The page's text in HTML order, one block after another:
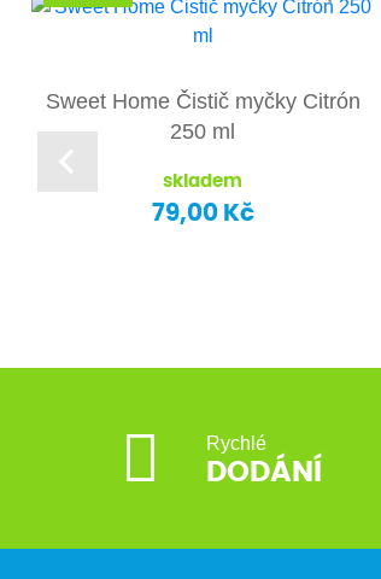
Sweet Home Čistič myčky Citrón
250 ml
skladem
79,00 Kč
Rychlé
DODÁNÍ